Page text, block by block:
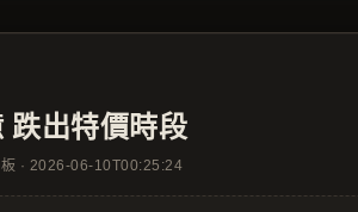
跌出特價時段
· 2026-06-10T00:25:24